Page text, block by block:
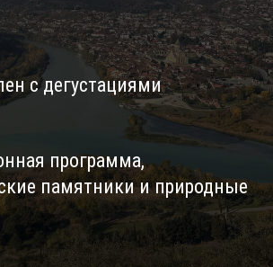
с дегустациями
программа,
памятники и природные